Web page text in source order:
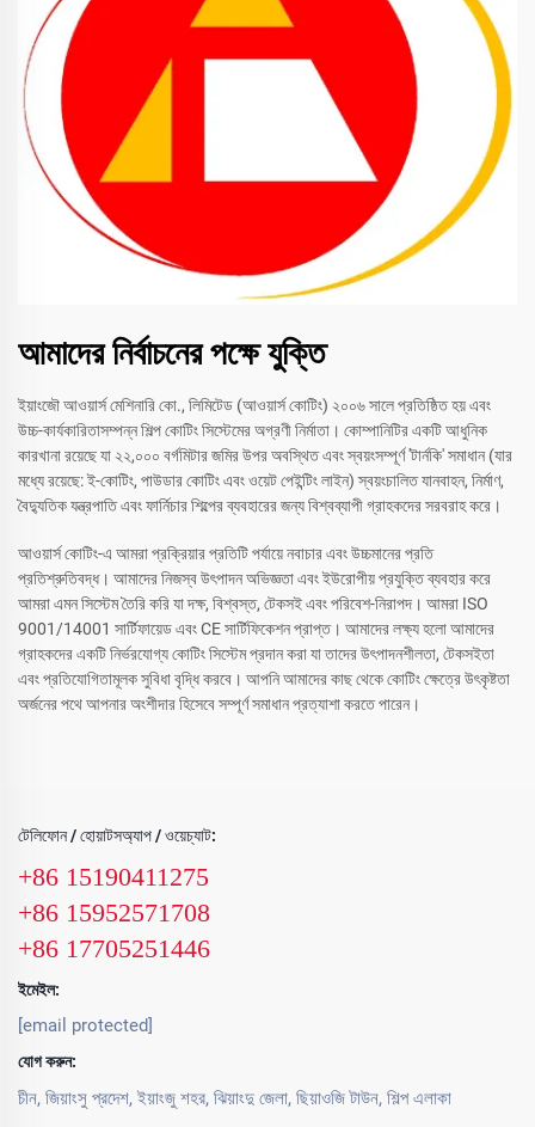
আমাদের নির্বাচনের পক্ষে যুক্তি
ইয়াংজৌ আওয়ার্স মেশিনারি কো., লিমিটেড (আওয়ার্স কোটিং) ২০০৬ সালে প্রতিষ্ঠিত হয় এবং
উচ্চ-কার্যকারিতাসম্পন্ন শিল্প কোটিং সিস্টেমের অগ্রণী নির্মাতা। কোম্পানিটির একটি আধুনিক
কারখানা রয়েছে যা ২২,০০০ বর্গমিটার জমির উপর অবস্থিত এবং স্বয়ংসম্পূর্ণ 'টার্নকি' সমাধান (যার
মধ্যে রয়েছে: ই-কোটিং, পাউডার কোটিং এবং ওয়েট পেইন্টিং লাইন) স্বয়ংচালিত যানবাহন, নির্মাণ,
বৈদ্যুতিক যন্ত্রপাতি এবং ফার্নিচার শিল্পের ব্যবহারের জন্য বিশ্বব্যাপী গ্রাহকদের সরবরাহ করে।
আওয়ার্স কোটিং-এ আমরা প্রক্রিয়ার প্রতিটি পর্যায়ে নবাচার এবং উচ্চমানের প্রতি
প্রতিশ্রুতিবদ্ধ। আমাদের নিজস্ব উৎপাদন অভিজ্ঞতা এবং ইউরোপীয় প্রযুক্তি ব্যবহার করে
আমরা এমন সিস্টেম তৈরি করি যা দক্ষ, বিশ্বস্ত, টেকসই এবং পরিবেশ-নিরাপদ। আমরা ISO
9001/14001 সার্টিফায়েড এবং CE সার্টিফিকেশন প্রাপ্ত। আমাদের লক্ষ্য হলো আমাদের
গ্রাহকদের একটি নির্ভরযোগ্য কোটিং সিস্টেম প্রদান করা যা তাদের উৎপাদনশীলতা, টেকসইতা
এবং প্রতিযোগিতামূলক সুবিধা বৃদ্ধি করবে। আপনি আমাদের কাছ থেকে কোটিং ক্ষেত্রে উৎকৃষ্টতা
অর্জনের পথে আপনার অংশীদার হিসেবে সম্পূর্ণ সমাধান প্রত্যাশা করতে পারেন।
টেলিফোন / হোয়াটসঅ্যাপ / ওয়েচ্যাট:
+86 15190411275
+86 15952571708
+86 17705251446
ইমেইল:
[email protected]
যোগ করুন:
চীন, জিয়াংসু প্রদেশ, ইয়াংজু শহর, ঝিয়াংদু জেলা, ছিয়াওজি টাউন, শিল্প এলাকা